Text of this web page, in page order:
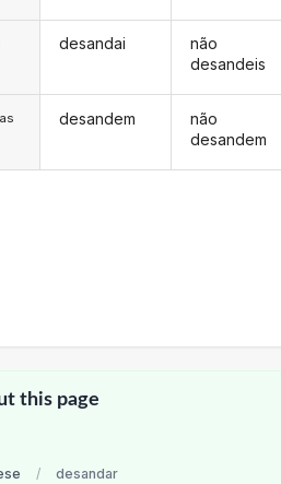
desandai
desandem
não
desandeis
não
desandem
this page
/ desandar